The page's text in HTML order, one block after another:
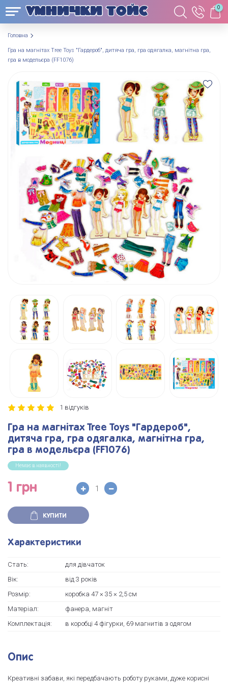
0
Головна
Гра на магнітах Tree Toys "Гардероб", дитяча гра, гра одягалка, магнітна гра,
гра в модельєра (FF1076)
1 відгуків
Гра на магнітах Tree Toys "Гардероб",
дитяча гра, гра одягалка, магнітна гра,
гра в модельєра (FF1076)
Немає в наявності!
1 грн
КУПИТИ
Характеристики
Стать:
для дівчаток
Вік:
від 3 років
Розмір:
коробка 47 × 35 × 2,5 см
Матеріал:
фанера, магніт
Комплектація:
в коробці 4 фігурки, 69 магнитів з одягом
Опис
Креативні забави, які передбачають роботу руками, дуже корисні